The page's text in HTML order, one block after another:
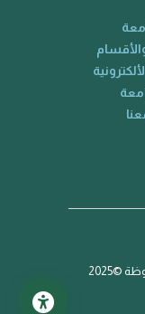
©2025